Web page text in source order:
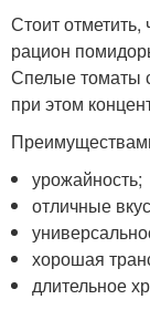
Стоит отметить,
рацион
Спелые томаты
при этом
урожайность;
отличные
хорошая
длительное